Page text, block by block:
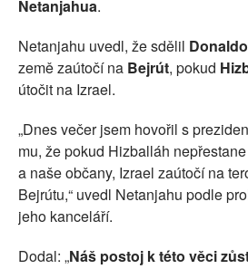
Netanjahua.
Netanjahu uvedl, že sdělil
země zaútočí na Bejrút, pokud
útočit na Izrael.
„Dnes večer jsem hovořil s
mu, že pokud Hizballáh
a naše občany, Izrael zaútočí na
Bejrútu,“ uvedl Netanjahu podle
jeho kanceláří.
Dodal: „Náš postoj k této věci